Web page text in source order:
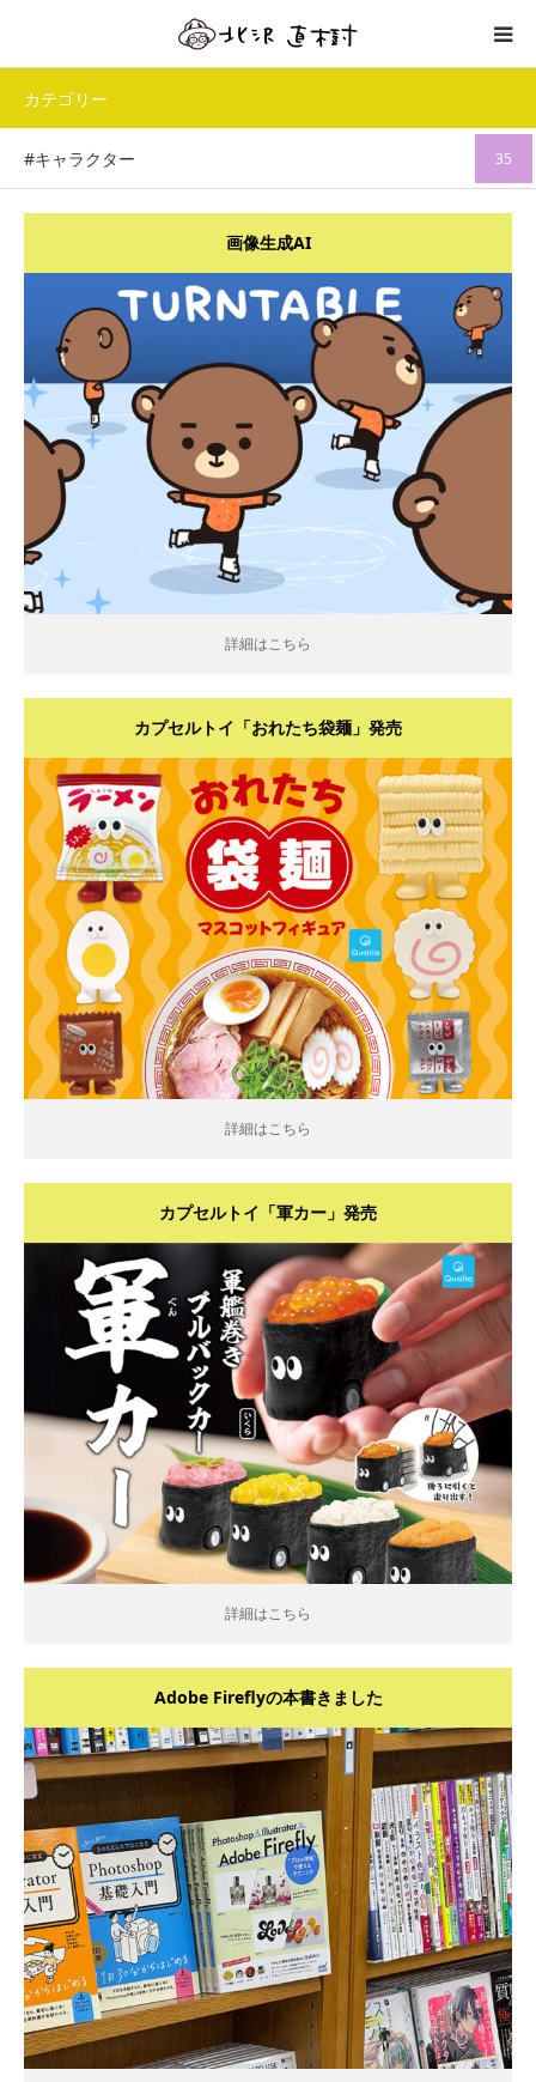
カテゴリー
35
#キャラクター
画像生成AI
詳細はこちら
詳細はこちら
カプセルトイ「おれたち袋麺」発売
詳細はこちら
詳細はこちら
カプセルトイ「軍カー」発売
詳細はこちら
詳細はこちら
Adobe Fireflyの本書きました
詳細はこちら
制作事例
プロフィール
ワークフロー
お問い合わせ
アート